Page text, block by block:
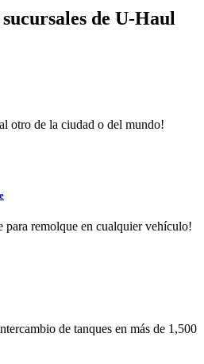
de U-Haul
otro de la ciudad o del mundo!
para remolque en cualquier vehículo!
de tanques en más de 1,500